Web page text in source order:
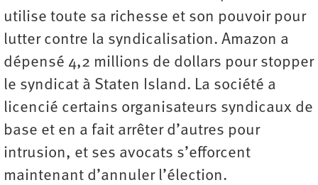
utilise toute sa richesse et son pouvoir pour
lutter contre la syndicalisation. Amazon a
dépensé 4,2 millions de dollars pour stopper
le syndicat à Staten Island. La société a
licencié certains organisateurs syndicaux de
base et en a fait arrêter d’autres pour
intrusion, et ses avocats s’efforcent
maintenant d’annuler l’élection.